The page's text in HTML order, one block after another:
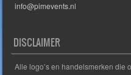
info@pimevents.nl
DISCLAIMER
Alle logo’s en handelsmerken die